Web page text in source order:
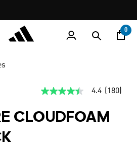
promotion
rotation
0
4.4
sur
5,
4.4 (180)
CLOUDFOAM